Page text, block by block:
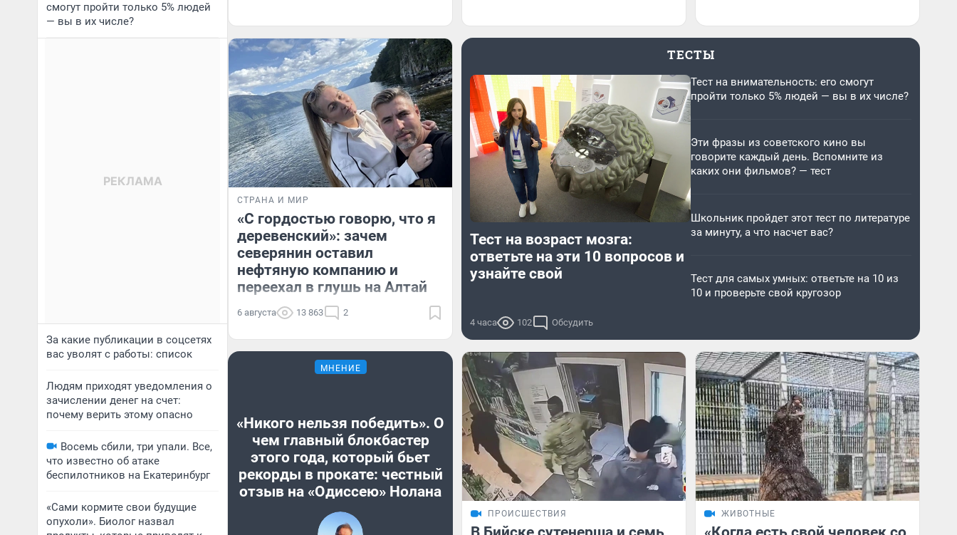
смогут пройти только 5% людей
— вы в их числе?
За какие публикации в соцсетях
вас уволят с работы: список
Людям приходят уведомления о
зачислении денег на счет:
почему верить этому опасно
Восемь сбили, три упали. Все,
что известно об атаке
беспилотников на Екатеринбург
«Сами кормите свои будущие
опухоли». Биолог назвал
СТРАНА И МИР
«С гордостью говорю, что я
деревенский»: зачем
северянин оставил
нефтяную компанию и
переехал в глушь на Алтай
6 августа 13 863 2
ТЕСТЫ
Тест на возраст мозга:
ответьте на эти 10 вопросов и
узнайте свой
4 часа 102 Обсудить
Тест на внимательность: его смогут
пройти только 5% людей — вы в их числе?
Эти фразы из советского кино вы
говорите каждый день. Вспомните из
каких они фильмов? — тест
Школьник пройдет этот тест по литературе
за минуту, а что насчет вас?
Тест для самых умных: ответьте на 10 из
10 и проверьте свой кругозор
МНЕНИЕ
«Никого нельзя победить». О
чем главный блокбастер
этого года, который бьет
рекорды в прокате: честный
отзыв на «Одиссею» Нолана
ПРОИСШЕСТВИЯ ЖИВОТНЫЕ